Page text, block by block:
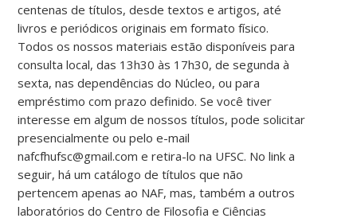
centenas de títulos, desde textos e artigos, até
livros e periódicos originais em formato físico.
Todos os nossos materiais estão disponíveis para
consulta local, das 13h30 às 17h30, de segunda à
sexta, nas dependências do Núcleo, ou para
empréstimo com prazo definido. Se você tiver
interesse em algum de nossos títulos, pode solicitar
presencialmente ou pelo e-mail
nafcfhufsc@gmail.com e retira-lo na UFSC. No link a
seguir, há um catálogo de títulos que não
pertencem apenas ao NAF, mas, também a outros
laboratórios do Centro de Filosofia e Ciências